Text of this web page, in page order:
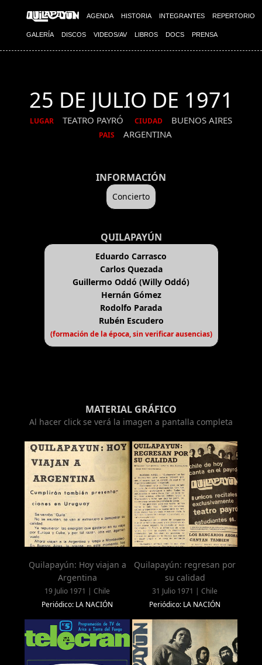
AGENDA HISTORIA INTEGRANTES REPERTORIO
GALERÍA DISCOS VIDEOS/AV LIBROS DOCS PRENSA
25 DE JULIO DE 1971
LUGAR TEATRO PAYRÓ CIUDAD BUENOS AIRES
PAIS ARGENTINA
INFORMACIÓN
Concierto
QUILAPAYÚN
Eduardo Carrasco
Carlos Quezada
Guillermo Oddó (Willy Oddó)
Hernán Gómez
Rodolfo Parada
Rubén Escudero
(formación de la época, sin verificar ausencias)
MATERIAL GRÁFICO
Al hacer click se verá la imagen a pantalla completa
Quilapayún: Hoy viajan a
Argentina
19 Julio 1971 | Chile
Periódico: LA NACIÓN
Quilapayún: regresan por
su calidad
31 Julio 1971 | Chile
Periódico: LA NACIÓN